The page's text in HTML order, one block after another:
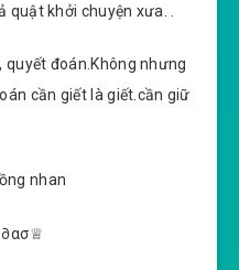
khởi chuyện xưa. .
đoán.Không nhưng
cần giết là giết.cần giữ
nhan